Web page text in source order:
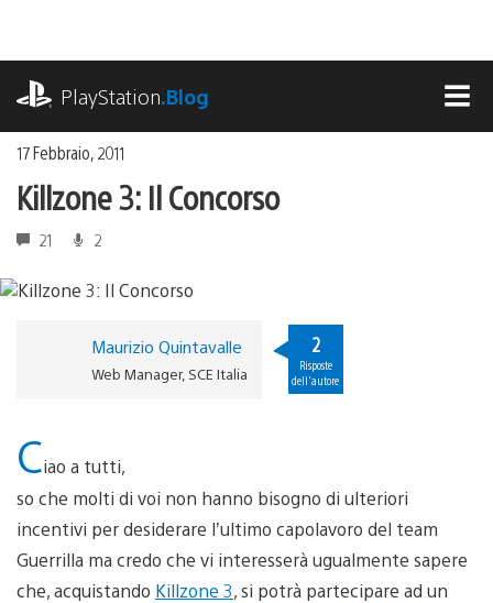
contenuto
PlayStation.Blog
17 Febbraio, 2011
Killzone 3: Il Concorso
21 2
Maurizio Quintavalle
Web Manager, SCE Italia
2
Risposte
dell'autore
Ciao a tutti,
so che molti di voi non hanno bisogno di ulteriori
incentivi per desiderare l’ultimo capolavoro del team
Guerrilla ma credo che vi interesserà ugualmente sapere
che, acquistando Killzone 3, si potrà partecipare ad un